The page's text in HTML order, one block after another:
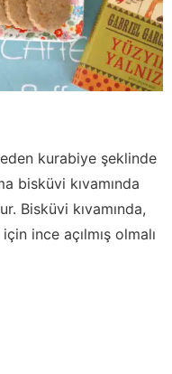
kurabiye şeklinde
bisküvi kıvamında
Bisküvi kıvamında,
ince açılmış olmalı